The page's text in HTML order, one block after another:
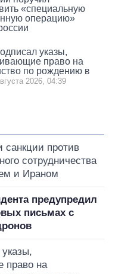
«специальную
операцию»
указы,
право на
по рождению в
2026, 04:39
против
сотрудничества
и Ираном
предупредил
письмах с
право на